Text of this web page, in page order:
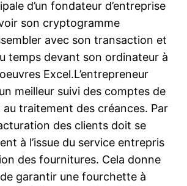
d’un fondateur d’entreprise
son cryptogramme
avec son transaction et
temps devant son ordinateur à
Excel.L’entrepreneur
meilleur suivi des comptes de
traitement des créances. Par
des clients doit se
à l’issue du service entrepris
des fournitures. Cela donne
garantir une fourchette à